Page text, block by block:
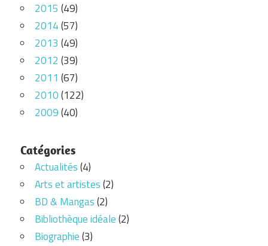
2015 (49)
2014(57)
2013 (49)
2012 (39)
2011 (67)
2010(122)
2009(40)
Catégories
Actualités(4)
Arts et artistes(2)
BD & Mangas(2)
Bibliothèque idéale(2)
Biographie(3)